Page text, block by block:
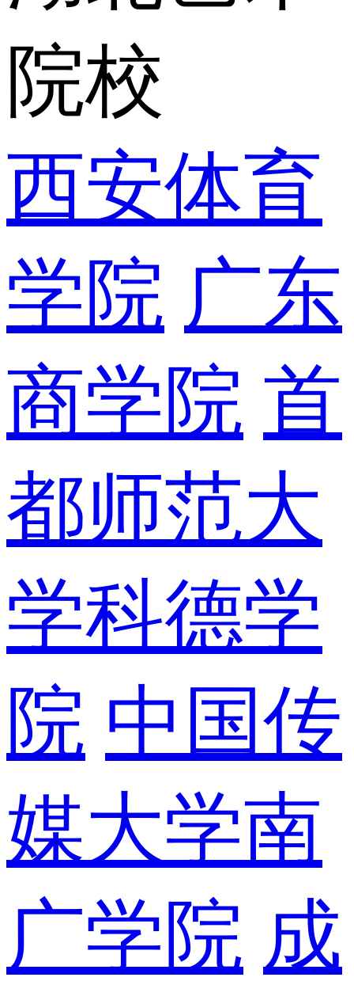
院校
西安体育
学院 广东
商学院 首
都师范大
学科德学
院 中国传
媒大学南
广学院 成